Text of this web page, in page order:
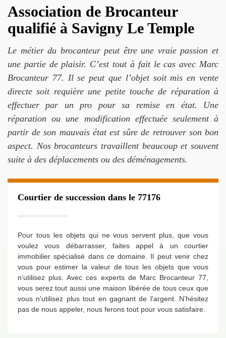
Association de Brocanteur
qualifié à Savigny Le Temple
Le métier du brocanteur peut être une vraie passion et
une partie de plaisir. C’est tout à fait le cas avec Marc
Brocanteur 77. Il se peut que l’objet soit mis en vente
directe soit requière une petite touche de réparation à
effectuer par un pro pour sa remise en état. Une
réparation ou une modification effectuée seulement à
partir de son mauvais état est sûre de retrouver son bon
aspect. Nos brocanteurs travaillent beaucoup et souvent
suite à des déplacements ou des déménagements.
Courtier de succession dans le 77176
Pour tous les objets qui ne vous servent plus, que vous
voulez vous débarrasser, faites appel à un courtier
immobilier spécialisé dans ce domaine. Il peut venir chez
vous pour estimer la valeur de tous les objets que vous
n’utilisez plus. Avec ces experts de Marc Brocanteur 77,
vous serez tout aussi une maison libérée de tous ceux que
vous n'utilisez plus tout en gagnant de l'argent. N’hésitez
pas de nous appeler, nous ferons tout pour vous satisfaire.